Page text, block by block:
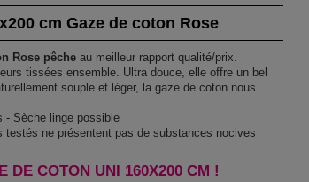
cm Gaze de coton Rose
Rose pêche au meilleur rapport qualité/prix.
tissées ensemble. Ultra douce, elle offre un bel
souple et léger, la gaze de coton nous
- Sèche linge possible
ne présentent pas de substances nocives
DE COTON UNI 160X200 CM !